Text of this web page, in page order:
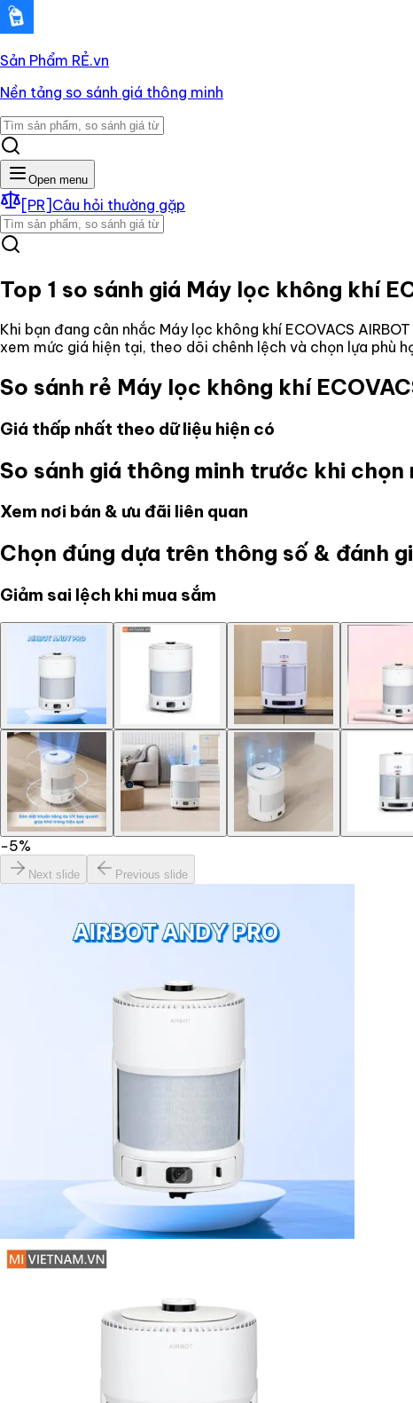
Sản Phẩm RẺ.vn
Nền tảng so sánh giá thông minh
Open menu
[PR] Câu hỏi thường gặp
Top 1 so sánh giá Máy lọc không khí
Khi bạn đang cân nhắc Máy lọc không khí ECOVACS
xem mức giá hiện tại, theo dõi chênh lệch và chọn lựa phù
So sánh rẻ Máy lọc không khí
Giá thấp nhất theo dữ liệu hiện có
So sánh giá thông minh trước khi chọn
Xem nơi bán & ưu đãi liên quan
Chọn đúng dựa trên thông số & đánh
Giảm sai lệch khi mua sắm
−5%
Next slide Previous slide